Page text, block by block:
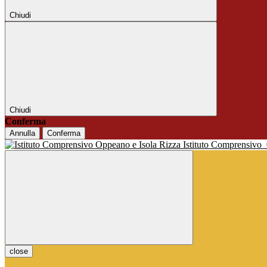
Chiudi
Chiudi
Conferma
Annulla Conferma
Istituto Comprensivo
close